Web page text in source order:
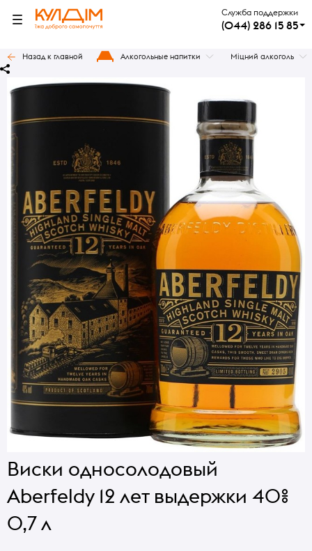
Служба поддержки
(044) 286 15 85
Назад к главной Алкогольные напитки Міцний алкоголь
Виски односолодовый
Aberfeldy 12 лет выдержки 40%
0,7 л